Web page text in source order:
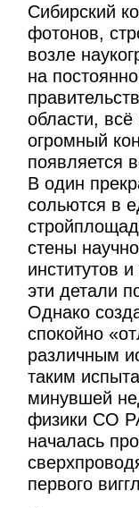
Сибирский
фотонов,
возле
на
области,
огромный
появляется
В один
сольются в
стены
институтов
эти детали
Однако
спокойно
различным
таким
минувшей
физики СО
началась
первого